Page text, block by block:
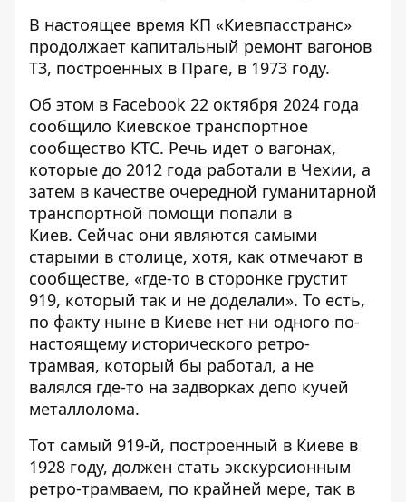
В настоящее время КП «Киевпасстранс»
продолжает капитальный ремонт вагонов
Т3, построенных в Праге, в 1973 году.
Об этом в Facebook 22 октября 2024 года
сообщило Киевское транспортное
сообщество КТС. Речь идет о вагонах,
которые до 2012 года работали в Чехии, а
затем в качестве очередной гуманитарной
транспортной помощи попали в
Киев. Сейчас они являются самыми
старыми в столице, хотя, как отмечают в
сообществе, «где-то в сторонке грустит
919, который так и не доделали». То есть,
по факту ныне в Киеве нет ни одного по-
настоящему исторического ретро-
трамвая, который бы работал, а не
валялся где-то на задворках депо кучей
металлолома.
Тот самый 919-й, построенный в Киеве в
1928 году, должен стать экскурсионным
ретро-трамваем, по крайней мере, так в